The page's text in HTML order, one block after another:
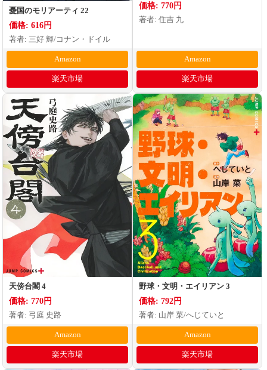
憂国のモリアーティ 22
価格: 616円
著者: 三好 輝/コナン・ドイル
Amazon
楽天市場
価格: 770円
著者: 住吉 九
Amazon
楽天市場
天傍台閣 4
価格: 770円
著者: 弓庭 史路
Amazon
楽天市場
野球・文明・エイリアン 3
価格: 792円
著者: 山岸 菜/へじていと
Amazon
楽天市場